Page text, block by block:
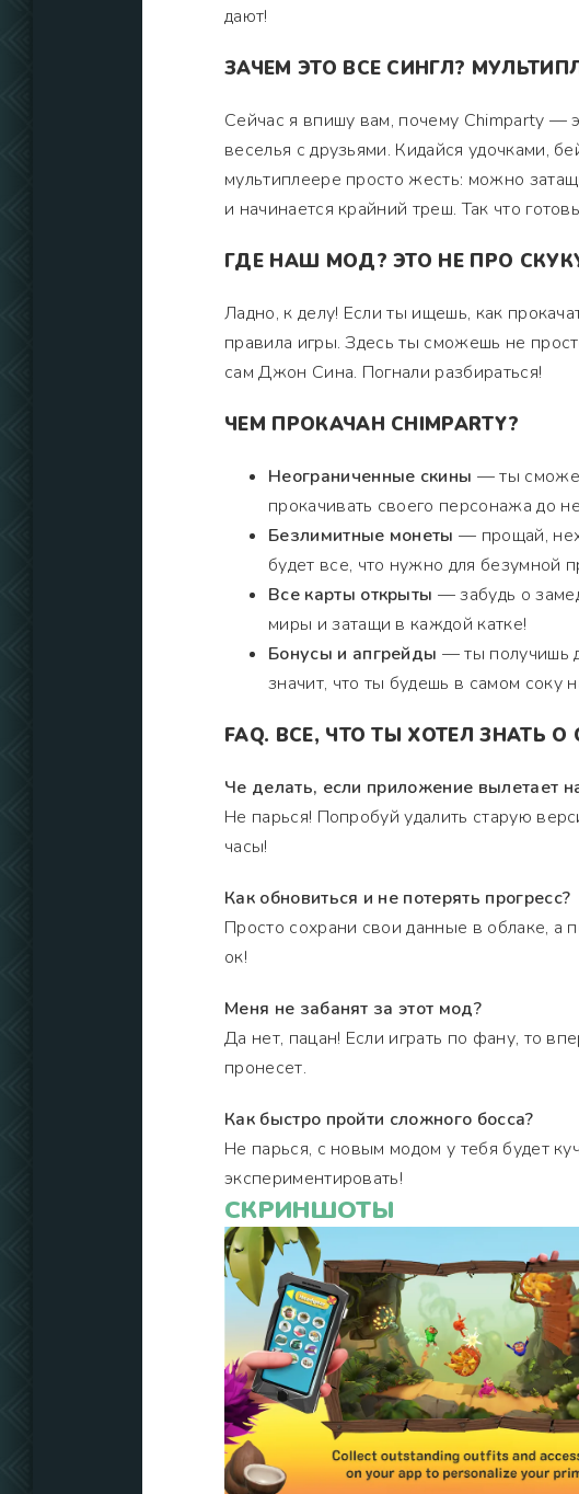
дают!
ЗАЧЕМ ЭТО ВСЕ СИНГЛ?
Сейчас я впишу вам, почему Chimparty —
веселья с друзьями. Кидайся удочками,
мультиплеере просто жесть: можно
и начинается крайний треш. Так что
ГДЕ НАШ МОД? ЭТО НЕ ПРО
Ладно, к делу! Если ты ищешь, как
правила игры. Здесь ты сможешь не
сам Джон Сина. Погнали разбираться!
ЧЕМ ПРОКАЧАН CHIMPARTY?
Неограниченные скины — ты
прокачивать своего персонажа до
Безлимитные монеты — прощай,
будет все, что нужно для безумной
Все карты открыты — забудь о
миры и затащи в каждой катке!
Бонусы и апгрейды — ты получишь
значит, что ты будешь в самом соку
FAQ. ВСЕ, ЧТО ТЫ ХОТЕЛ ЗНАТЬ О
Че делать, если приложение вылетает
Не парься! Попробуй удалить старую
часы!
Как обновиться и не потерять прогресс?
Просто сохрани свои данные в облаке, а
ок!
Меня не забанят за этот мод?
Да нет, пацан! Если играть по фану, то
пронесет.
Как быстро пройти сложного босса?
Не парься, с новым модом у тебя будет
экспериментировать!
СКРИНШОТЫ